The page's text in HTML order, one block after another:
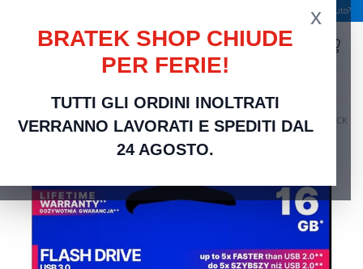
Serve aiuto?
x
BRATEK SHOP CHIUDE
PER FERIE!
TUTTI GLI ORDINI INOLTRATI
VERRANNO LAVORATI E SPEDITI DAL
24 AGOSTO.
Home Networking Rete Casa e Ufficio Accessori PC
GoodRAM Pendrive 16GB BLACK
USB 3.0 - retail blister - UME3-0160K0R11